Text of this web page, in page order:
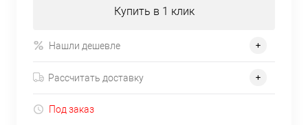
Купить в 1 клик
Нашли дешевле
Рассчитать доставку
Под заказ